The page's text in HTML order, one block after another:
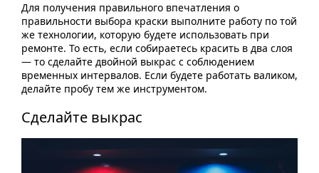
Для получения правильного впечатления о
правильности выбора краски выполните работу по той
же технологии, которую будете использовать при
ремонте. То есть, если собираетесь красить в два слоя
— то сделайте двойной выкрас с соблюдением
временных интервалов. Если будете работать валиком,
делайте пробу тем же инструментом.
Сделайте выкрас